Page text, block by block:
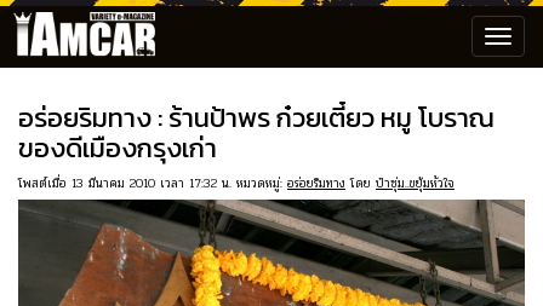
อร่อยริมทาง : ร้านป้าพร ก๋วยเตี๋ยว หมู โบราณ
ของดีเมืองกรุงเก่า
โพสต์เมื่อ 13 มีนาคม 2010 เวลา 17:32 น. หมวดหมู่: อร่อยริมทาง โดย ป๋าซุ่ม..ขยุ้มหัวใจ